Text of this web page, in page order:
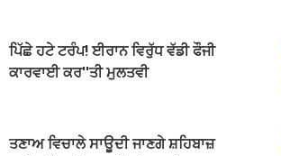
ਪਿੱਛੇ ਹਟੇ ਟਰੰਪ! ਈਰਾਨ ਵਿਰੁੱਧ ਵੱਡੀ ਫੌਜੀ
ਕਾਰਵਾਈ ਕਰ''ਤੀ ਮੁਲਤਵੀ
ਤਣਾਅ ਵਿਚਾਲੇ ਸਾਊਦੀ ਜਾਣਗੇ ਸ਼ਹਿਬਾਜ਼